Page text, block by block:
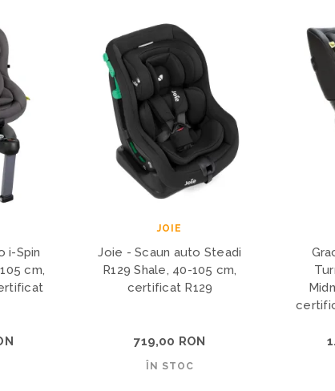
i-Spin
cm,
JOIE
Joie - Scaun auto Steadi
R129 Shale, 40-105 cm,
certificat R129
719,00 RON
ÎN STOC